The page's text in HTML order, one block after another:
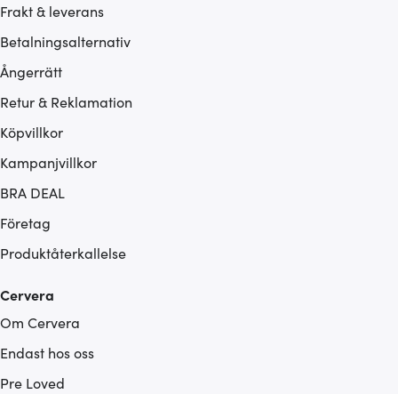
Frakt & leverans
Betalningsalternativ
Ångerrätt
Retur & Reklamation
Köpvillkor
Kampanjvillkor
BRA DEAL
Företag
Produktåterkallelse
Cervera
Om Cervera
Endast hos oss
Pre Loved